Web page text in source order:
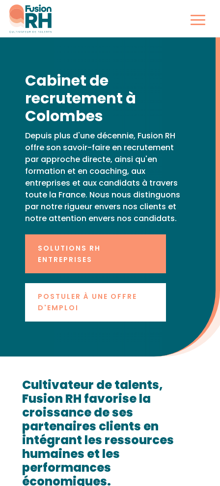
Cabinet de
recrutement à
Colombes
Depuis plus d'une décennie, Fusion RH
offre son savoir-faire en recrutement
par approche directe, ainsi qu'en
formation et en coaching, aux
entreprises et aux candidats à travers
toute la France. Nous nous distinguons
par notre rigueur envers nos clients et
notre attention envers nos candidats.
SOLUTIONS RH
ENTREPRISES
POSTULER À UNE OFFRE
D'EMPLOI
Cultivateur de talents,
Fusion RH favorise la
croissance de ses
partenaires clients en
intégrant les ressources
humaines et les
performances
économiques.